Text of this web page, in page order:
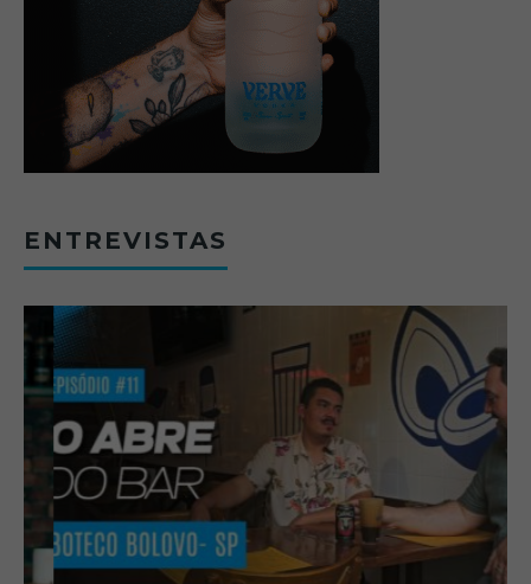
ENTREVISTAS